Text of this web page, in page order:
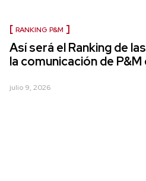
RANKING P&M
Así será el Ranking de
la comunicación de
julio 9, 2026